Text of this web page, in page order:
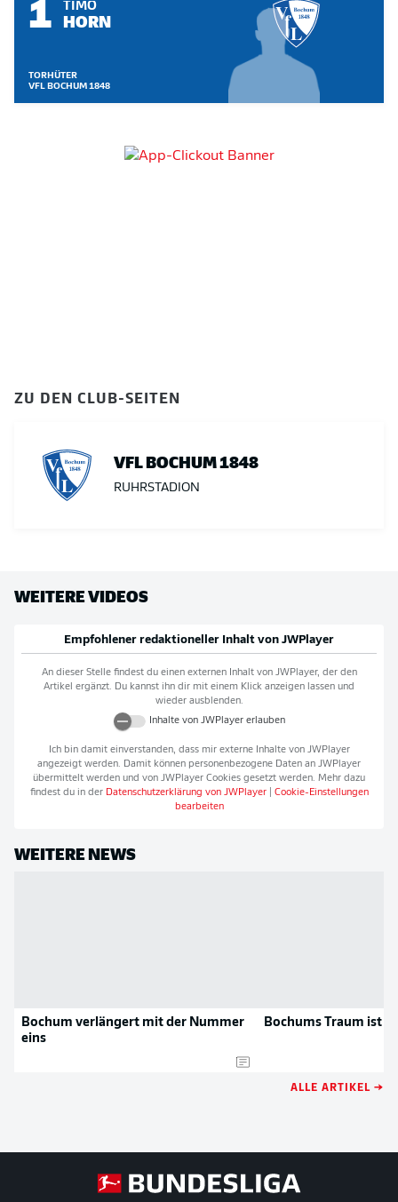
1 TIMO
HORN
TORHÜTER
VFL BOCHUM 1848
ZU DEN CLUB-SEITEN
VFL BOCHUM 1848
RUHRSTADION
WEITERE VIDEOS
Empfohlener redaktioneller Inhalt von JWPlayer
An dieser Stelle findest du einen externen Inhalt von JWPlayer, der den
Artikel ergänzt. Du kannst ihn dir mit einem Klick anzeigen lassen und
wieder ausblenden.
Inhalte von JWPlayererlauben
Ich bin damit einverstanden, dass mir externe Inhalte von JWPlayer
angezeigt werden. Damit können personenbezogene Daten an JWPlayer
übermittelt werden und von JWPlayer Cookies gesetzt werden. Mehr dazu
findest du in der Datenschutzerklärung von JWPlayer| Cookie-Einstellungen
bearbeiten
WEITERE NEWS
Bochum verlängert mit der Nummer
eins
Bochums Traum ist
ALLE ARTIKEL →